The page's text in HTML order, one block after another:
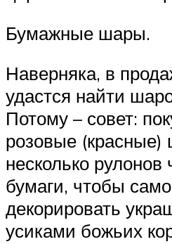
Бумажные шары.
Наверняка, в
удастся найти
Потому – совет:
розовые
несколько рулонов
бумаги, чтобы
декорировать
усиками божьих